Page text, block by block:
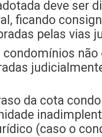
deve ser
ficando
pelas vias
condomínios
da cota
(caso o